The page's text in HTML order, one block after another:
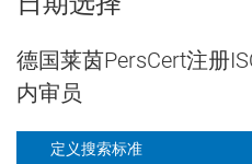
网络安全管理方针
信息共享
网络安全审核与评估
3．网络开发流程详解及案例练习
德国莱茵PersCert注册
内审员
定义搜索标准